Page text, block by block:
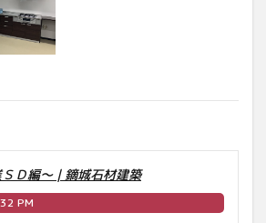
Ｄ編～ | 鏑城石材建築
PM